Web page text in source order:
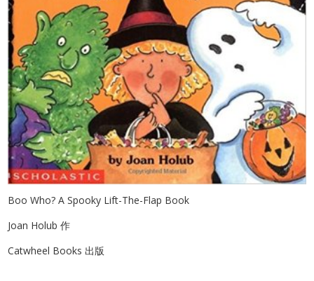
Boo Who? A Spooky Lift-The-Flap Book
Joan Holub 作
Catwheel Books 出版